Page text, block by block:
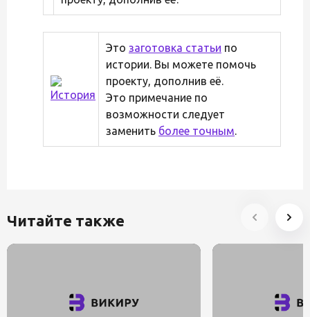
Это заготовка статьи по
истории. Вы можете помочь
проекту, дополнив её.
Это примечание по
возможности следует
заменить более точным.
Читайте также